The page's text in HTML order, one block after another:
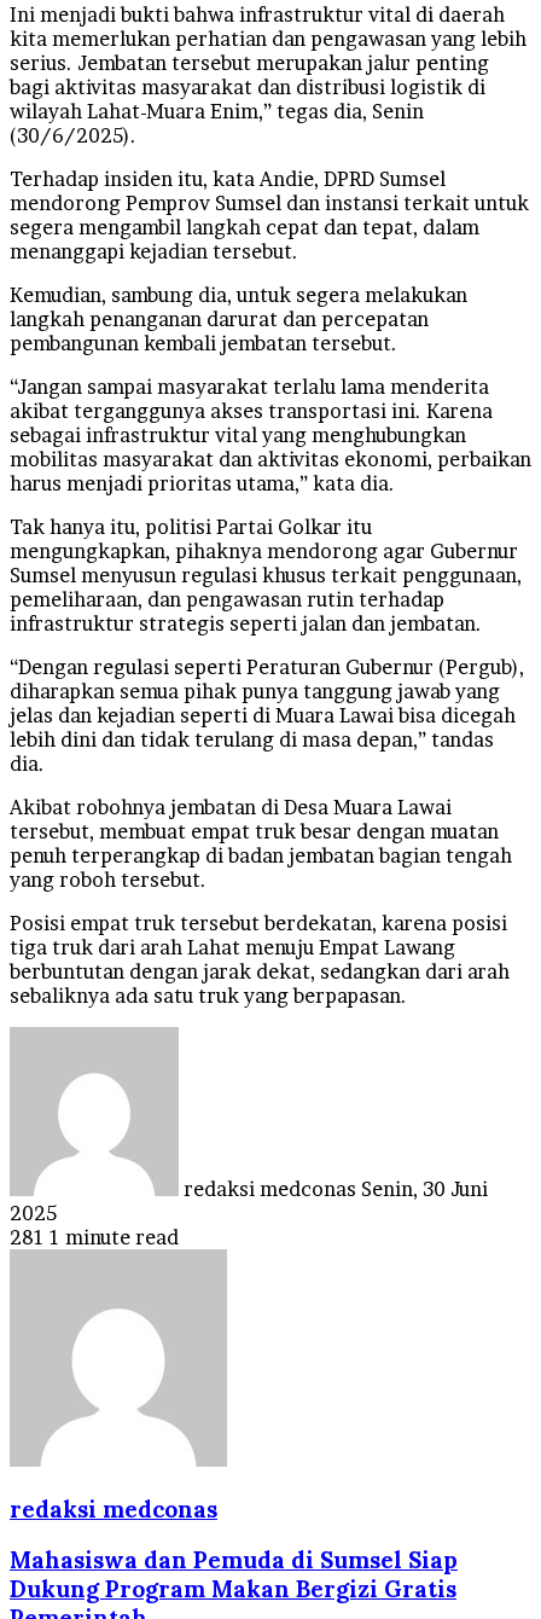
Ini menjadi bukti bahwa infrastruktur vital di daerah
kita memerlukan perhatian dan pengawasan yang lebih
serius. Jembatan tersebut merupakan jalur penting
bagi aktivitas masyarakat dan distribusi logistik di
wilayah Lahat-Muara Enim,” tegas dia, Senin
(30/6/2025).
Terhadap insiden itu, kata Andie, DPRD Sumsel
mendorong Pemprov Sumsel dan instansi terkait untuk
segera mengambil langkah cepat dan tepat, dalam
menanggapi kejadian tersebut.
Kemudian, sambung dia, untuk segera melakukan
langkah penanganan darurat dan percepatan
pembangunan kembali jembatan tersebut.
“Jangan sampai masyarakat terlalu lama menderita
akibat terganggunya akses transportasi ini. Karena
sebagai infrastruktur vital yang menghubungkan
mobilitas masyarakat dan aktivitas ekonomi, perbaikan
harus menjadi prioritas utama,” kata dia.
Tak hanya itu, politisi Partai Golkar itu
mengungkapkan, pihaknya mendorong agar Gubernur
Sumsel menyusun regulasi khusus terkait penggunaan,
pemeliharaan, dan pengawasan rutin terhadap
infrastruktur strategis seperti jalan dan jembatan.
“Dengan regulasi seperti Peraturan Gubernur (Pergub),
diharapkan semua pihak punya tanggung jawab yang
jelas dan kejadian seperti di Muara Lawai bisa dicegah
lebih dini dan tidak terulang di masa depan,” tandas
dia.
Akibat robohnya jembatan di Desa Muara Lawai
tersebut, membuat empat truk besar dengan muatan
penuh terperangkap di badan jembatan bagian tengah
yang roboh tersebut.
Posisi empat truk tersebut berdekatan, karena posisi
tiga truk dari arah Lahat menuju Empat Lawang
berbuntutan dengan jarak dekat, sedangkan dari arah
sebaliknya ada satu truk yang berpapasan.
redaksi medconas Senin, 30 Juni
2025
281 1 minute read
redaksi medconas
Mahasiswa dan Pemuda di Sumsel Siap
Dukung Program Makan Bergizi Gratis